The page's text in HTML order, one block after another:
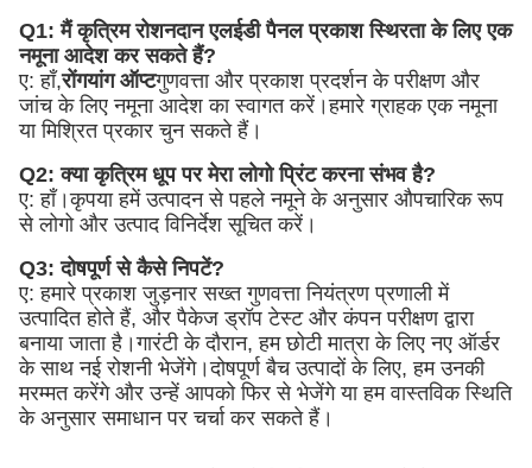
Q1: मैं कृत्रिम रोशनदान एलईडी पैनल प्रकाश स्थिरता के लिए एक
नमूना आदेश कर सकते हैं?
ए: हाँ,रोंगयांग ऑप्टगुणवत्ता और प्रकाश प्रदर्शन के परीक्षण और
जांच के लिए नमूना आदेश का स्वागत करें।हमारे ग्राहक एक नमूना
या मिश्रित प्रकार चुन सकते हैं।
Q2: क्या कृत्रिम धूप पर मेरा लोगो प्रिंट करना संभव है?
ए: हाँ।कृपया हमें उत्पादन से पहले नमूने के अनुसार औपचारिक रूप
से लोगो और उत्पाद विनिर्देश सूचित करें।
Q3: दोषपूर्ण से कैसे निपटें?
ए: हमारे प्रकाश जुड़नार सख्त गुणवत्ता नियंत्रण प्रणाली में
उत्पादित होते हैं, और पैकेज ड्रॉप टेस्ट और कंपन परीक्षण द्वारा
बनाया जाता है।गारंटी के दौरान, हम छोटी मात्रा के लिए नए ऑर्डर
के साथ नई रोशनी भेजेंगे।दोषपूर्ण बैच उत्पादों के लिए, हम उनकी
मरम्मत करेंगे और उन्हें आपको फिर से भेजेंगे या हम वास्तविक स्थिति
के अनुसार समाधान पर चर्चा कर सकते हैं।